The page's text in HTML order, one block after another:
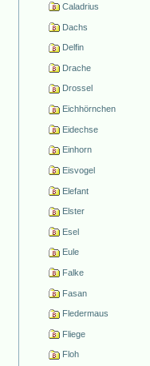
Caladrius
Dachs
Delfin
Drache
Drossel
Eichhörnchen
Eidechse
Einhorn
Eisvogel
Elefant
Elster
Esel
Eule
Falke
Fasan
Fledermaus
Fliege
Floh